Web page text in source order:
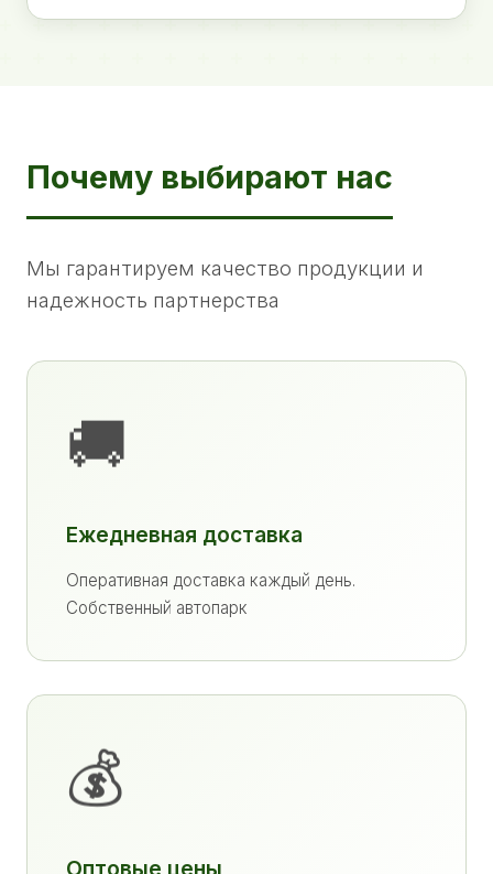
Почему выбирают нас
Мы гарантируем качество продукции и
надежность партнерства
🚚
Ежедневная доставка
Оперативная доставка каждый день.
Собственный автопарк
💰
Оптовые цены